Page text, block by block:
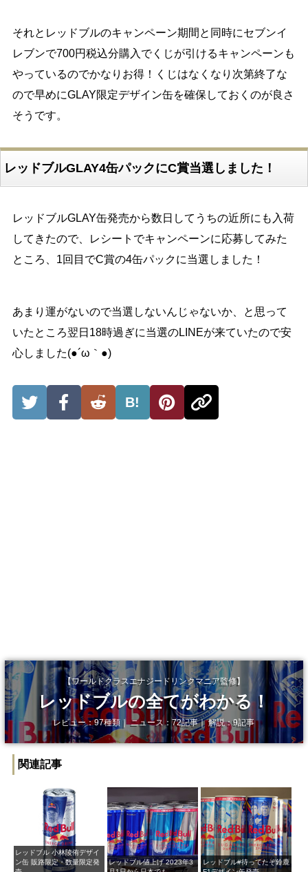
それとレッドブルのキャンペーン期間と同時にセブンイ
レブンで700円税込分購入でくじが引けるキャンペーンも
やっているのでかなりお得！くじはなくなり次第終了な
ので早めにGLAY限定デザイン缶を確保しておくのが良さ
そうです。
レッドブルGLAY4缶パックにC賞当選しました！
レッドブルGLAY缶発売から数日してうちの近所にも入荷
してきたので、レシートでキャンペーンに応募してみた
ところ、1回目でC賞の4缶パックに当選しました！
あまり運がないので当選しないんじゃないか、と思って
いたところ翌日18時過ぎに当選のLINEが来ていたので安
心しました(●´ω｀●)
B!
【ワールドクラスエナジードリンクマニア監修】
レッドブルの全てがわかる！
レビュー：97種類｜ ニュース：72記事｜ 解説：9記事
関連記事
レッドブル 小林陵侑デザイ
ン缶 販路限定・数量限定発
レッドブル値上げ 2023年3
レッドブル#待ってたぞ鈴鹿​